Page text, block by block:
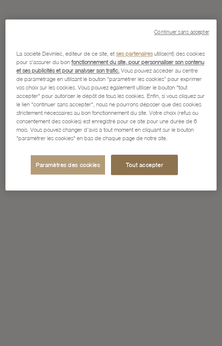
La société Devinlec, éditeur de ce site, etses partenairesutilise(nt) des cookies
pour s'assurer du bonfonctionnement du site, pour personnaliser son contenu
et ses publicités et pour analyser son trafic. Vous pouvez accéder au centre
de paramétrage en utilisant le bouton “paramétrer les cookies” pour exprimer
vos choix sur les cookies. Vous pouvez également utiliser le bouton "tout
accepter" pour autoriser le dépôt de tous les cookies. Enfin, si vous cliquez sur
le lien "continuer sans accepter", nous ne pourrons déposer que des cookies
strictement nécessaires au bon fonctionnement du site. Votre choix (refus ou
consentement des cookies) est enregistré pour ce site pour une durée de 6
mois. Vous pouvez changer d'avis à tout moment en cliquant sur le bouton
"paramétrer les cookies" en bas de chaque page de notre site.
Paramètres des cookies Tout accepter
Continuer sans accepter